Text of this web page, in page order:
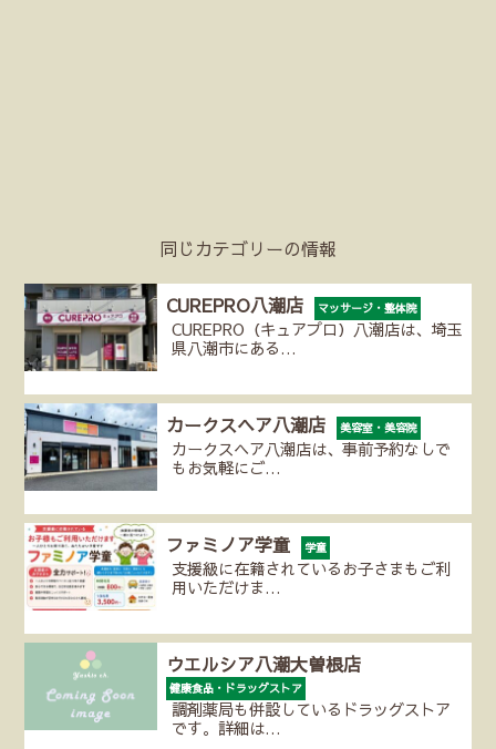
同じカテゴリーの情報
CUREPRO八潮店 マッサージ・整体院
CUREPRO（キュアプロ）八潮店は、埼玉
県八潮市にある…
カークスヘア八潮店 美容室・美容院
カークスヘア八潮店は、事前予約なしで
もお気軽にご…
ファミノア学童 学童
支援級に在籍されているお子さまもご利
用いただけま…
ウエルシア八潮大曽根店
健康食品・ドラッグストア
調剤薬局も併設しているドラッグストア
です。詳細は…